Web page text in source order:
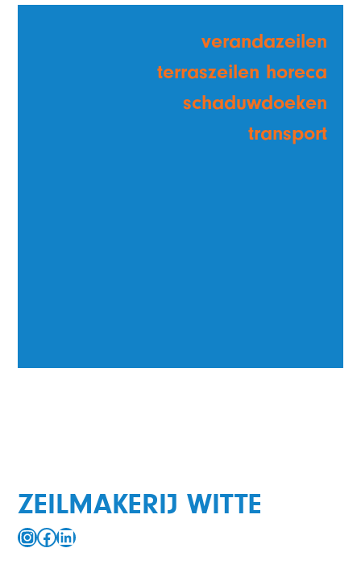
verandazeilen
terraszeilen horeca
schaduwdoeken
transport
ZEILMAKERIJ WITTE
InstagramFacebook LinkedIn